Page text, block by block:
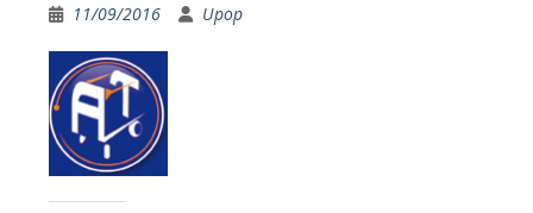
11/09/2016 Upop